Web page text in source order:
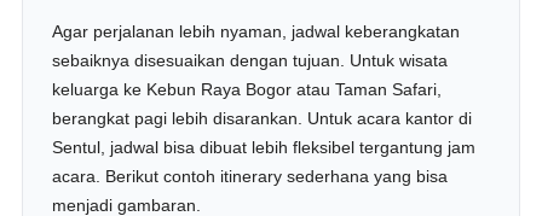
Agar perjalanan lebih nyaman, jadwal keberangkatan
sebaiknya disesuaikan dengan tujuan. Untuk wisata
keluarga ke Kebun Raya Bogor atau Taman Safari,
berangkat pagi lebih disarankan. Untuk acara kantor di
Sentul, jadwal bisa dibuat lebih fleksibel tergantung jam
acara. Berikut contoh itinerary sederhana yang bisa
menjadi gambaran.